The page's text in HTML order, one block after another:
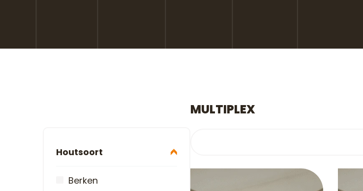
Houtsoort
Berken
MULTIPLEX